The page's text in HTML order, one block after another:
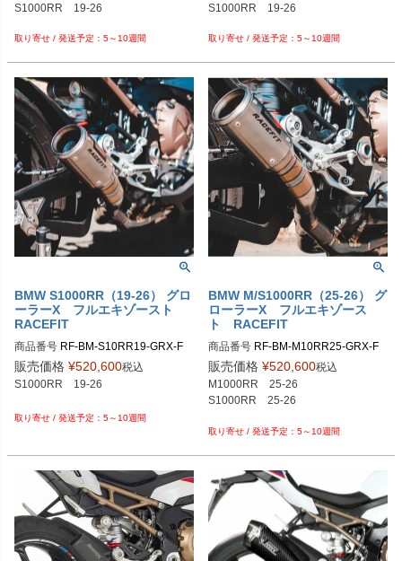
S1000RR　19-26
5～10週間
S1000RR　19-26
5～10週間
BMW S1000RR（19-26） グロ
ーラーX フルエキゾースト
RACEFIT
商品番号 RF-BM-S10RR19-GRX-F
販売価格 ¥520,600税込
S1000RR　19-26
5～10週間
BMW M/S1000RR（25-26） グ
ローラーX フルエキゾース
ト RACEFIT
商品番号 RF-BM-M10RR25-GRX-F
販売価格 ¥520,600税込
M1000RR　25-26
S1000RR　25-26
5～10週間